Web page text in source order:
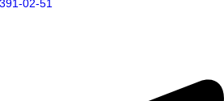
02-51